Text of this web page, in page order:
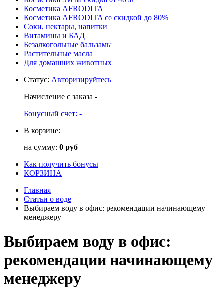
Косметика AFRODITA
Косметика AFRODITA со скидкой до 80%
Соки, нектары, напитки
Витамины и БАД
Безалкогольные бальзамы
Растительные масла
Для домашних животных
Статус: Авторизируйтесь
Начисление с заказа -
Бонусный счет: -
В корзине:
на сумму: 0 руб
Как получить бонусы
КОРЗИНА
Главная
Статьи о воде
Выбираем воду в офис: рекомендации начинающему
менеджеру
Выбираем воду в офис:
рекомендации начинающему
менеджеру